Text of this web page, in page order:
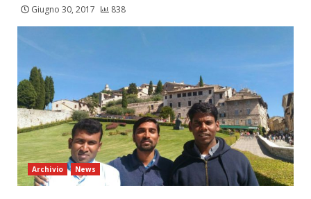
Giugno 30, 2017 838
Archivio News